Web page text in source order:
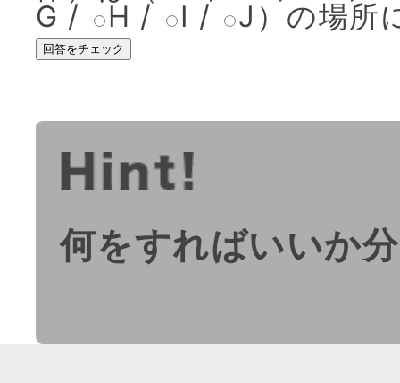
G / H / I / J ） の場所
回答をチェック
何をすればいいか